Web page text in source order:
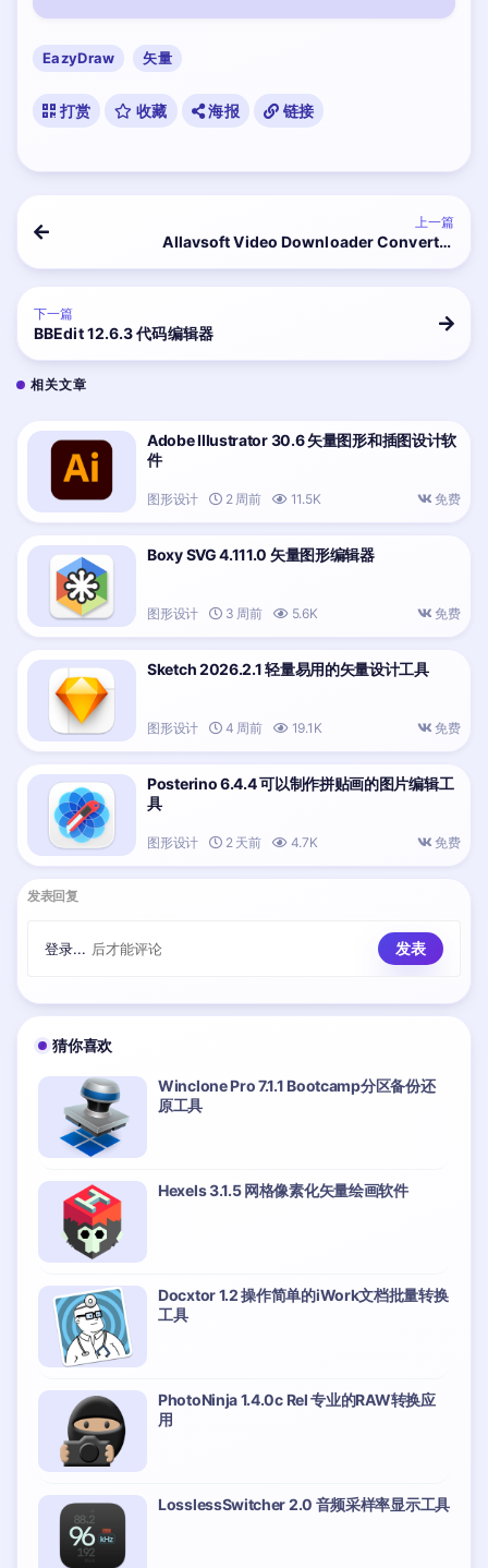
EazyDraw 矢量
打赏 收藏 海报 链接
上一篇
Allavsoft Video Downloader Converter
下一篇
BBEdit 12.6.3 代码编辑器
相关文章
Adobe Illustrator 30.6 矢量图形和插图设计软
件
图形设计 2 周前 11.5K 免费
Boxy SVG 4.111.0 矢量图形编辑器
图形设计 3 周前 5.6K 免费
Sketch 2026.2.1 轻量易用的矢量设计工具
图形设计 4 周前 19.1K 免费
Posterino 6.4.4 可以制作拼贴画的图片编辑工
具
图形设计 2 天前 4.7K 免费
发表回复
登录... 后才能评论
猜你喜欢
Winclone Pro 7.1.1 Bootcamp分区备份还
原工具
Hexels 3.1.5 网格像素化矢量绘画软件
Docxtor 1.2 操作简单的iWork文档批量转换
工具
PhotoNinja 1.4.0c Rel 专业的RAW转换应
用
LosslessSwitcher 2.0 音频采样率显示工具